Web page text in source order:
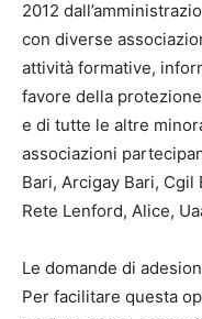
2012
con diverse
attività formative,
favore della
e di tutte le altre
associazioni
Bari, Arcigay Bari, Cgil
Rete Lenford, Alice,
Le domande di
Per facilitare questa